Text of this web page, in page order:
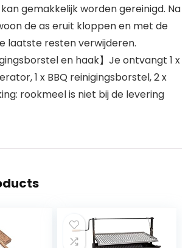
gemakkelijk worden gereinigd. Na
de as eruit kloppen en met de
laatste resten verwijderen.
en haak】Je ontvangt 1 x
1 x BBQ reinigingsborstel, 2 x
rookmeel is niet bij de levering